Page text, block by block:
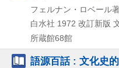
フェルナン・ロベール
白水社 1972 改訂新版
所蔵館68館
語源百話 : 文化史